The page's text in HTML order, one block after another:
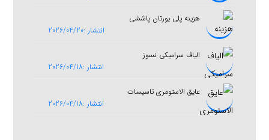
هزینه پلی یورتان پاششی
انتشار :2026/04/20
الیاف سرامیکی نسوز
انتشار :2026/04/18
عایق الاستومری تاسیسات
انتشار :2026/04/18